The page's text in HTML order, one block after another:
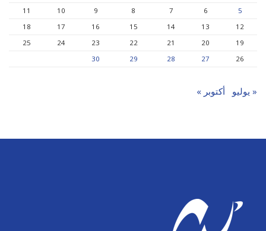
5
6
7
8
9
10
11
12
13
14
15
16
17
18
19
20
21
22
23
24
25
26
27
28
29
30
« يوليو أكتوبر »